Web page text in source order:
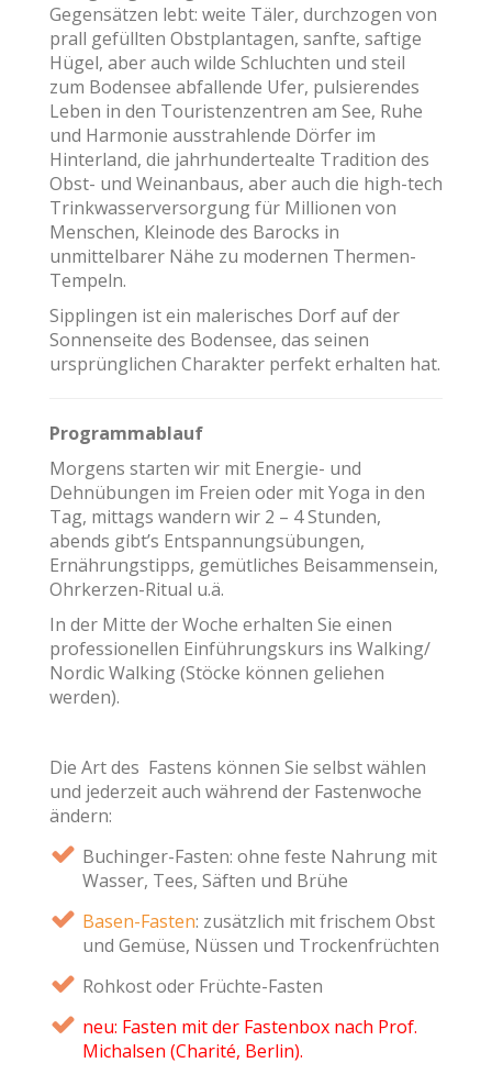
Gegensätzen lebt: weite Täler, durchzogen von
prall gefüllten Obstplantagen, sanfte, saftige
Hügel, aber auch wilde Schluchten und steil
zum Bodensee abfallende Ufer, pulsierendes
Leben in den Touristenzentren am See, Ruhe
und Harmonie ausstrahlende Dörfer im
Hinterland, die jahrhundertealte Tradition des
Obst- und Weinanbaus, aber auch die high-tech
Trinkwasserversorgung für Millionen von
Menschen, Kleinode des Barocks in
unmittelbarer Nähe zu modernen Thermen-
Tempeln.
Sipplingen ist ein malerisches Dorf auf der
Sonnenseite des Bodensee, das seinen
ursprünglichen Charakter perfekt erhalten hat.
Programmablauf
Morgens starten wir mit Energie- und
Dehnübungen im Freien oder mit Yoga in den
Tag, mittags wandern wir 2 – 4 Stunden,
abends gibt’s Entspannungsübungen,
Ernährungstipps, gemütliches Beisammensein,
Ohrkerzen-Ritual u.ä.
In der Mitte der Woche erhalten Sie einen
professionellen Einführungskurs ins Walking/
Nordic Walking (Stöcke können geliehen
werden).
Die Art des Fastens können Sie selbst wählen
und jederzeit auch während der Fastenwoche
ändern:
Buchinger-Fasten: ohne feste Nahrung mit
Wasser, Tees, Säften und Brühe
Basen-Fasten: zusätzlich mit frischem Obst
und Gemüse, Nüssen und Trockenfrüchten
Rohkost oder Früchte-Fasten
neu: Fasten mit der Fastenbox nach Prof.
Michalsen (Charité, Berlin).